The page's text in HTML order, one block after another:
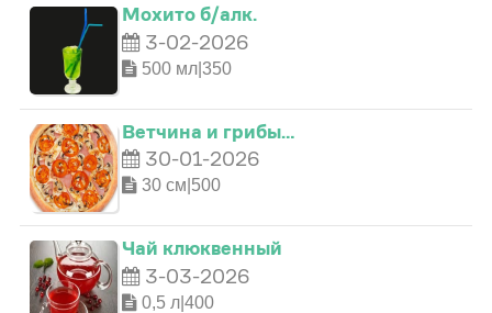
Мохито б/алк.
3-02-2026
500 мл|350
Ветчина и грибы…
30-01-2026
30 см|500
Чай клюквенный
3-03-2026
0,5 л|400
1
2
3
0
2
3
0
1 2 5